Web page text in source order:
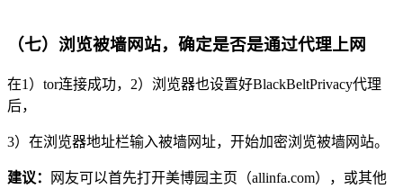
（七）浏览被墙网站，确定是否是通过代理上网
在1）tor连接成功，2）浏览器也设置好BlackBeltPrivacy代理
后，
3）在浏览器地址栏输入被墙网址，开始加密浏览被墙网站。
建议： 网友可以首先打开美博园主页（allinfa.com），或其他